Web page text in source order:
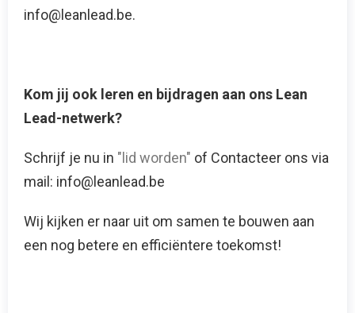
info@leanlead.be.
Kom jij ook leren en bijdragen aan ons Lean
Lead-netwerk?
Schrijf je nu in "lid worden" of Contacteer ons via
mail: info@leanlead.be
Wij kijken er naar uit om samen te bouwen aan
een nog betere en efficiëntere toekomst!